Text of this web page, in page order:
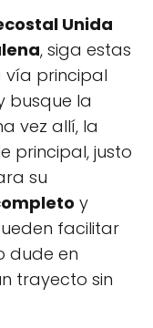
Unida
, siga estas
vía principal
busque la
vez allí, la
principal, justo
su
y
facilitar
dude en
trayecto sin